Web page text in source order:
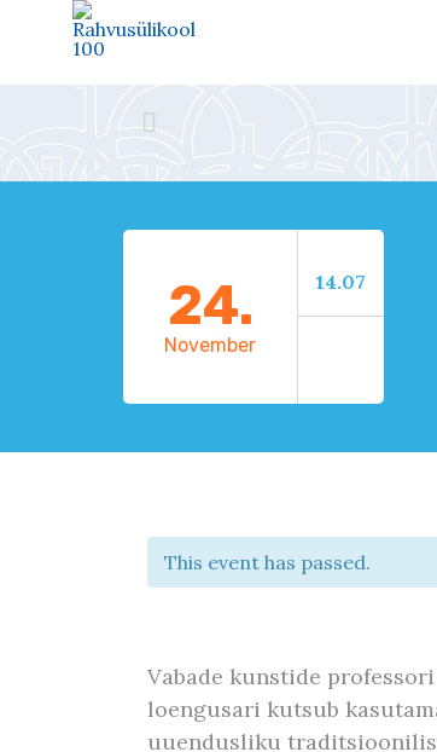

24.
November
14.07
This event has passed.
Vabade kunstide
loengusari kutsub
uuendusliku